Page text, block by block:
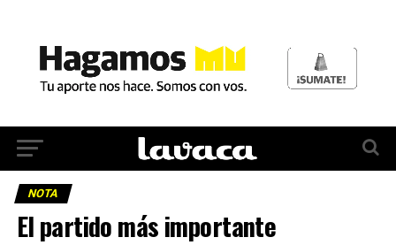
NOTA
El partido más importante